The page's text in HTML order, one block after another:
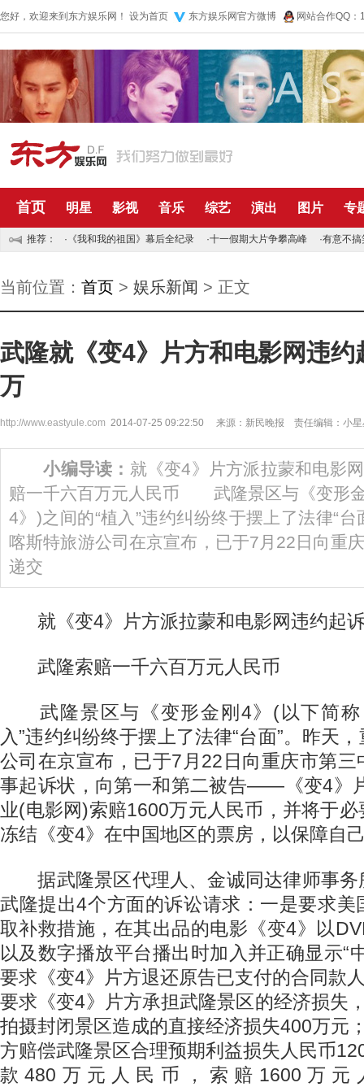
您好，欢迎来到东方娱乐网！ 设为首页 东方娱乐网官方微博 网站合作QQ
首页 明星 影视 音乐 综艺 演出 图片 专
推荐： · 《我和我的祖国》幕后全纪录 ·十一假期大片争攀高峰 ·有意不搞
当前位置： 首页 > 娱乐新闻 > 正文
武隆就《变4》片方和电影网违
万
http://www.eastyule.com 2014-07-25 09:22:50 来源：新民晚报 责任编辑：小星
小编导读： 就《变4》片方派拉蒙和电
赔一千六百万元人民币 武隆景区与《变形
4》)之间的“植入”违约纠纷终于摆上了法律“
喀斯特旅游公司在京宣布，已于7月22日向重
递交
就《变4》片方派拉蒙和电影网违约起
武隆索赔一千六百万元人民币
武隆景区与《变形金刚4》(以下简称
入”违约纠纷终于摆上了法律“台面”。昨天
公司在京宣布，已于7月22日向重庆市第
事起诉状，向第一和第二被告——《变4》
业(电影网)索赔1600万元人民币，并将于
冻结《变4》在中国地区的票房，以保障自
据武隆景区代理人、金诚同达律师事务
武隆提出4个方面的诉讼请求：一是要求美
取补救措施，在其出品的电影《变4》以
以及数字播放平台播出时加入并正确显示“
要求《变4》片方退还原告已支付的合同款
要求《变4》片方承担武隆景区的经济损失
拍摄封闭景区造成的直接经济损失400万元
方赔偿武隆景区合理预期利益损失人民币
款480万元人民币，索赔1600万元